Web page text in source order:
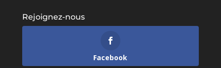
Rejoignez-nous
Facebook